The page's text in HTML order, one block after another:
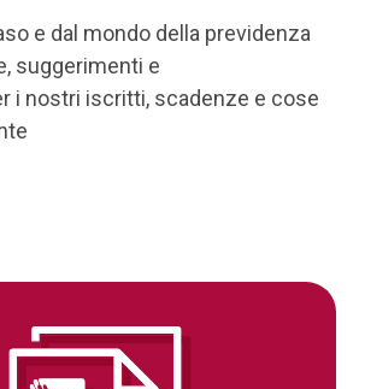
e dal mondo della previdenza
suggerimenti e
i nostri iscritti, scadenze e cose